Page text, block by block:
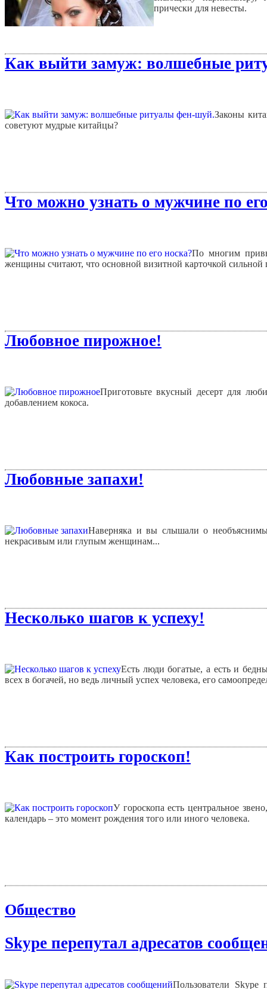
прически для невесты.
Как выйти замуж: волшебные
Законы
советуют мудрые китайцы?
Что можно узнать о мужчине по
По многим
женщины считают, что основной визитной карточкой сильной
Любовное пирожное!
Приготовьте вкусный десерт для
добавлением кокоса.
Любовные запахи!
Наверняка и вы слышали о
некрасивым или глупым женщинам...
Несколько шагов к успеху!
Есть люди богатые, а есть и
всех в богачей, но ведь личный успех человека, его
Как построить гороскоп!
У гороскопа есть центральное
календарь – это момент рождения того или иного человека.
Общество
Skype перепутал адресатов
Пользователи Skype